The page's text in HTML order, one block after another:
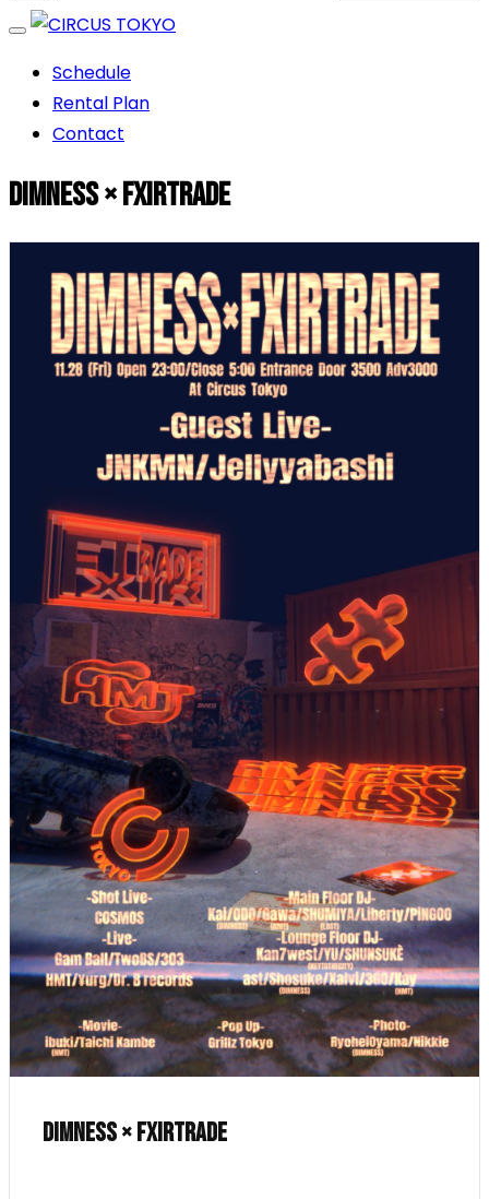
CIRCUS TOKYO
エンターテイメントスペース
Schedule
Rental Plan
Contact
Dimness × FXIRTRADE
Dimness × FXIRTRADE